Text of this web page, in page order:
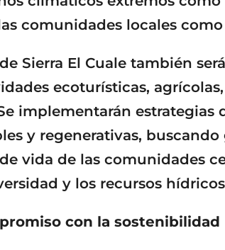
comunidades locales
Sierra El Cuale también
ecoturísticas,
implementarán estrategias
y regenerativas,
vida de las comunidades
y los recursos
con la sostenibilidad